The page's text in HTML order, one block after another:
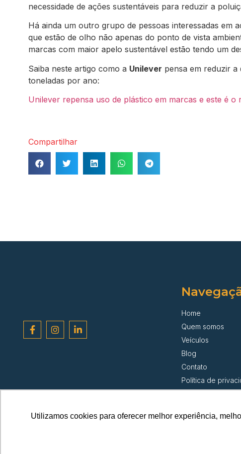
Utilizamos cookies para oferecer melhor experiência,
necessidade de ações sustentáveis para reduzir a
Há ainda um outro grupo de pessoas interessadas em
que estão de olho não apenas do ponto de vista
marcas com maior apelo sustentável estão tendo um
Saiba neste artigo como a Unilever pensa em reduzir a
toneladas por ano:
Unilever repensa uso de plástico em marcas e este é o
Compartilhar
Home
Quem somos
Veículos
Blog
Contato
Política de
©